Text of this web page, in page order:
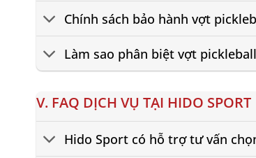
Chính sách bảo hành vợt
Làm sao phân biệt vợt
V. FAQ DỊCH VỤ TẠI HIDO SPORT
Hido Sport có hỗ trợ tư vấn